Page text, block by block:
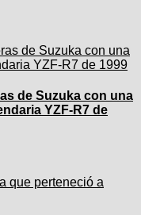
de Suzuka con una
YZF-R7 de